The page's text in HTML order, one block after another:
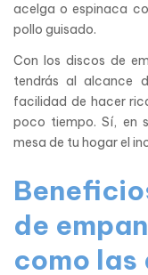
acelga o espinaca
pollo guisado.
Con los discos de
tendrás al alcance
facilidad de hacer
poco tiempo. Sí, en
mesa de tu hogar el
de
como las